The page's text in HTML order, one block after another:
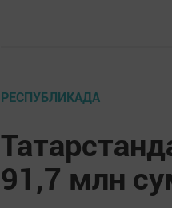
РЕСПУБЛИКАДА
91,7 млн